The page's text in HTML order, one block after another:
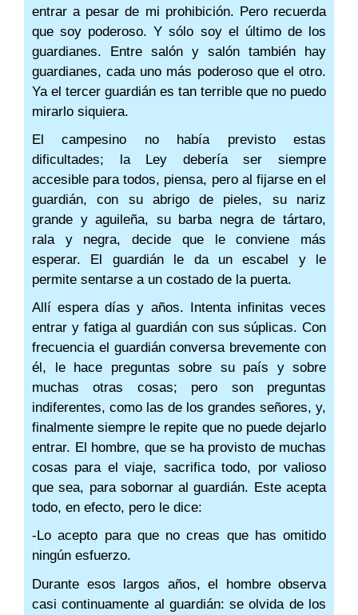
entrar a pesar de mi prohibición. Pero recuerda
que soy poderoso. Y sólo soy el último de los
guardianes. Entre salón y salón también hay
guardianes, cada uno más poderoso que el otro.
Ya el tercer guardián es tan terrible que no puedo
mirarlo siquiera.
El campesino no había previsto estas
dificultades; la Ley debería ser siempre
accesible para todos, piensa, pero al fijarse en el
guardián, con su abrigo de pieles, su nariz
grande y aguileña, su barba negra de tártaro,
rala y negra, decide que le conviene más
esperar. El guardián le da un escabel y le
permite sentarse a un costado de la puerta.
Allí espera días y años. Intenta infinitas veces
entrar y fatiga al guardián con sus súplicas. Con
frecuencia el guardián conversa brevemente con
él, le hace preguntas sobre su país y sobre
muchas otras cosas; pero son preguntas
indiferentes, como las de los grandes señores, y,
finalmente siempre le repite que no puede dejarlo
entrar. El hombre, que se ha provisto de muchas
cosas para el viaje, sacrifica todo, por valioso
que sea, para sobornar al guardián. Este acepta
todo, en efecto, pero le dice:
-Lo acepto para que no creas que has omitido
ningún esfuerzo.
Durante esos largos años, el hombre observa
casi continuamente al guardián: se olvida de los